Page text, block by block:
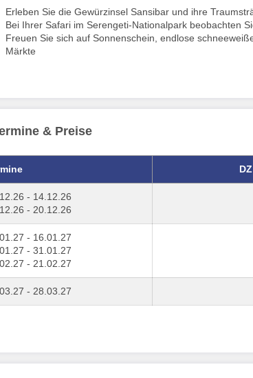
Erleben Sie die Gewürzinsel Sansibar und ihre
Bei Ihrer Safari im Serengeti-Nationalpark beobachten
Freuen Sie sich auf Sonnenschein, endlose
Märkte
& Preise
- 14.12.26
- 20.12.26
- 16.01.27
- 31.01.27
- 21.02.27
- 28.03.27